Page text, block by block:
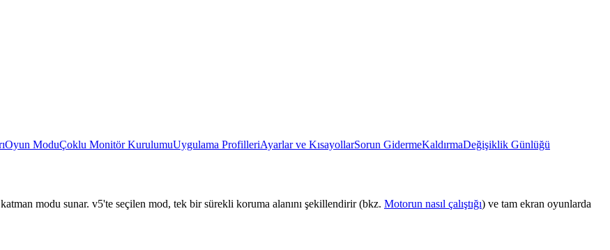
Oyun ModuÇoklu Monitör KurulumuUygulama ProfilleriAyarlar ve KısayollarSorun GidermeKaldırmaDeğişiklik Günlüğü
modu sunar. v5'te seçilen mod, tek bir sürekli koruma alanını şekillendirir (bkz. Motorun nasıl çalıştığı) ve tam ekran oyunlarda